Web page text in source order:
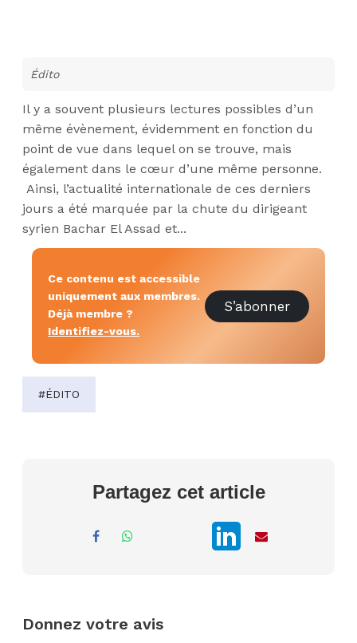
Édito
Il y a souvent plusieurs lectures possibles d’un
même évènement, évidemment en fonction du
point de vue dans lequel on se trouve, mais
également dans le cœur d’une même personne.
Ainsi, l’actualité internationale de ces derniers
jours a été marquée par la chute du dirigeant
syrien Bachar El Assad et...
Ce contenu est accessible
uniquement aux membres.
Déjà membre ?
Identifiez-vous.
S’abonner
#ÉDITO
Partagez cet article
Donnez votre avis